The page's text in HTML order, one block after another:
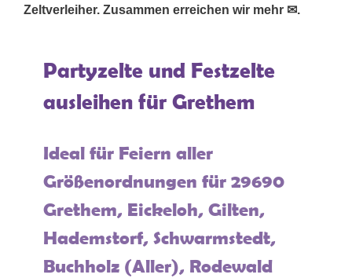
Zeltverleiher. Zusammen erreichen wir mehr ✉.
Partyzelte und Festzelte
ausleihen für Grethem
Ideal für Feiern aller
Größenordnungen für 29690
Grethem, Eickeloh, Gilten,
Hademstorf, Schwarmstedt,
Buchholz (Aller), Rodewald